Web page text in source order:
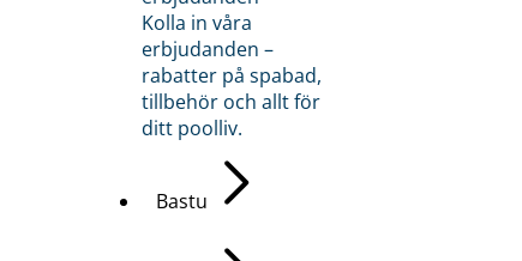
Kolla in våra
erbjudanden –
rabatter på spabad,
tillbehör och allt för
ditt poolliv.
Bastu